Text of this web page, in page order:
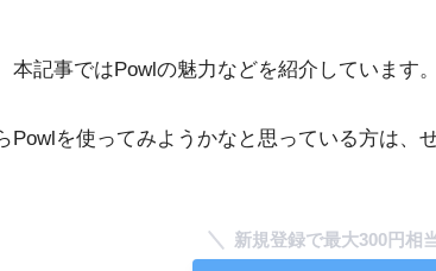
本記事ではPowlの魅力などを紹介しています。
Powlを使ってみようかなと思っている方は、
新規登録で最大300円相